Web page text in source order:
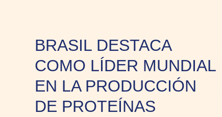
BRASIL DESTACA
COMO LÍDER MUNDIAL
EN LA PRODUCCIÓN
DE PROTEÍNAS